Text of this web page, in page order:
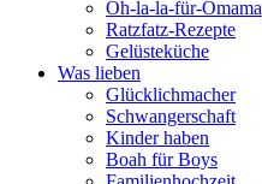
Oh-la-la-für-Omama
Ratzfatz-Rezepte
Gelüsteküche
Was lieben
Glücklichmacher
Schwangerschaft
Kinder haben
Boah für Boys